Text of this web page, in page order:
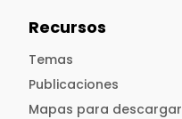
Recursos
Temas
Publicaciones
Mapas para descargar